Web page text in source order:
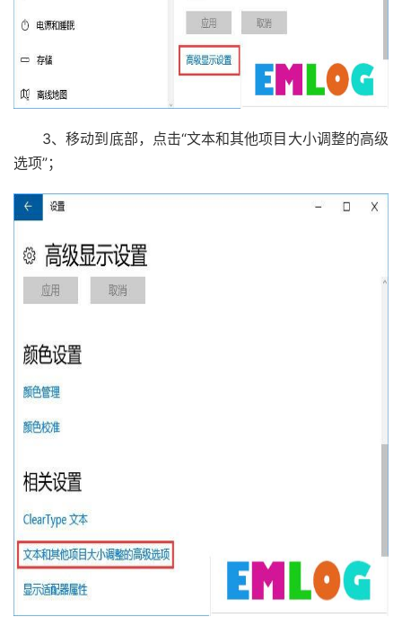
3、移动到底部，点击“文本和其他项目大小调整的高级
选项”；